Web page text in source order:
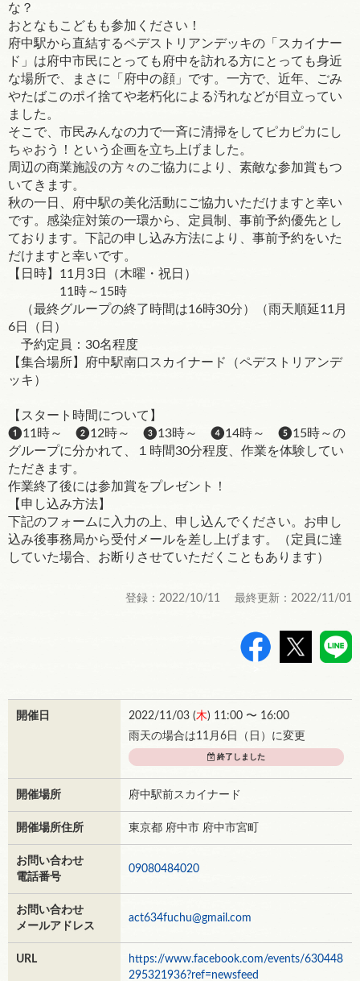
な？
おとなもこどもも参加ください！
府中駅から直結するペデストリアンデッキの「スカイナー
ド」は府中市民にとっても府中を訪れる方にとっても身近
な場所で、まさに「府中の顔」です。一方で、近年、ごみ
やたばこのポイ捨てや老朽化による汚れなどが目立ってい
ました。
そこで、市民みんなの力で一斉に清掃をしてピカピカにし
ちゃおう！という企画を立ち上げました。
周辺の商業施設の方々のご協力により、素敵な参加賞もつ
いてきます。
秋の一日、府中駅の美化活動にご協力いただけますと幸い
です。感染症対策の一環から、定員制、事前予約優先とし
ております。下記の申し込み方法により、事前予約をいた
だけますと幸いです。
【日時】11月3日（木曜・祝日）
11時～15時
（最終グループの終了時間は16時30分）（雨天順延11月
6日（日）
予約定員：30名程度
【集合場所】府中駅南口スカイナード（ペデストリアンデ
ッキ）
【スタート時間について】
❶11時～ ❷12時～ ❸13時～ ❹14時～ ❺15時～の
グループに分かれて、１時間30分程度、作業を体験してい
ただきます。
作業終了後には参加賞をプレゼント！
【申し込み方法】
下記のフォームに入力の上、申し込んでください。お申し
込み後事務局から受付メールを差し上げます。（定員に達
していた場合、お断りさせていただくこともあります）
登録：2022/10/11 最終更新：2022/11/01
開催日 2022/11/03 (木) 11:00 〜 16:00
雨天の場合は11月6日（日）に変更
終了しました
開催場所 府中駅前スカイナード
開催場所住所 東京都 府中市 府中市宮町
お問い合わせ
電話番号
09080484020
お問い合わせ
メールアドレス
act634fuchu@gmail.com
URL
https://www.facebook.com/events/630448
295321936?ref=newsfeed